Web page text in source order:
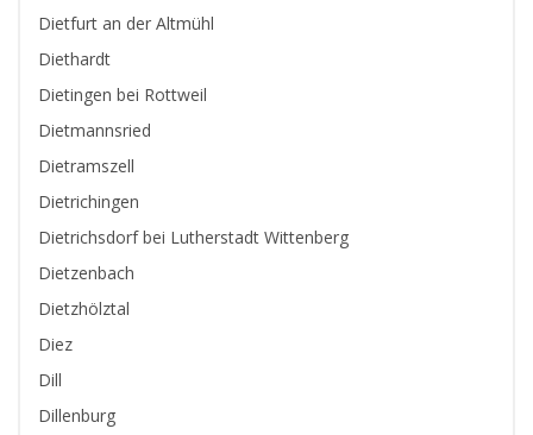
Dietfurt an der Altmühl
Diethardt
Dietingen bei Rottweil
Dietmannsried
Dietramszell
Dietrichingen
Dietrichsdorf bei Lutherstadt Wittenberg
Dietzenbach
Dietzhölztal
Diez
Dill
Dillenburg